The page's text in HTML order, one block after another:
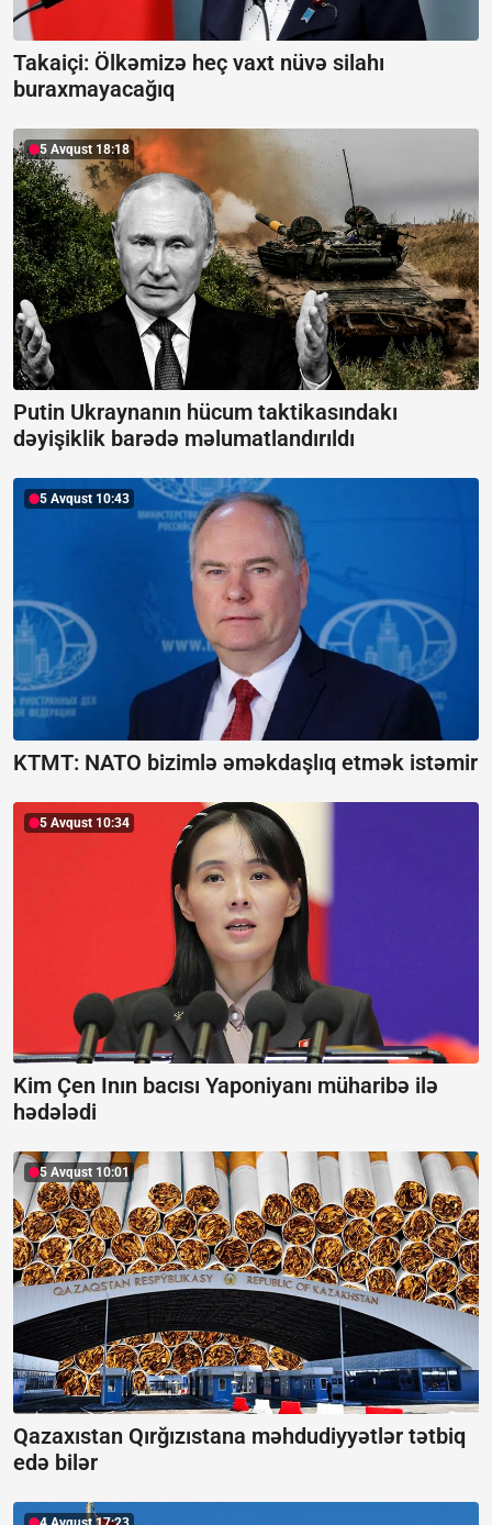
Takaiçi: Ölkəmizə heç vaxt nüvə silahı
buraxmayacağıq
5 Avqust 18:18
Putin Ukraynanın hücum taktikasındakı
dəyişiklik barədə məlumatlandırıldı
5 Avqust 10:43
KTMT: NATO bizimlə əməkdaşlıq etmək istəmir
5 Avqust 10:34
Kim Çen Inın bacısı Yaponiyanı müharibə ilə
hədələdi
5 Avqust 10:01
Qazaxıstan Qırğızıstana məhdudiyyətlər tətbiq
edə bilər